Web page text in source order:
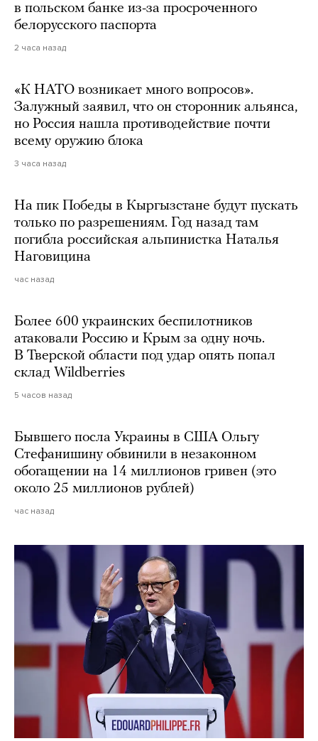
в польском банке из-за просроченного
белорусского паспорта
2 часа назад
«К НАТО возникает много вопросов».
Залужный заявил, что он сторонник альянса,
но Россия нашла противодействие почти
всему оружию блока
3 часа назад
На пик Победы в Кыргызстане будут пускать
только по разрешениям. Год назад там
погибла российская альпинистка Наталья
Наговицина
час назад
Более 600 украинских беспилотников
атаковали Россию и Крым за одну ночь.
В Тверской области под удар опять попал
склад Wildberries
5 часов назад
Бывшего посла Украины в США Ольгу
Стефанишину обвинили в незаконном
обогащении на 14 миллионов гривен (это
около 25 миллионов рублей)
час назад